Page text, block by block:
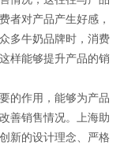
者对产品产生好感，
多牛奶品牌时，消费
样能够提升产品的销
的作用，能够为产品
善销售情况。上海助
新的设计理念、严格